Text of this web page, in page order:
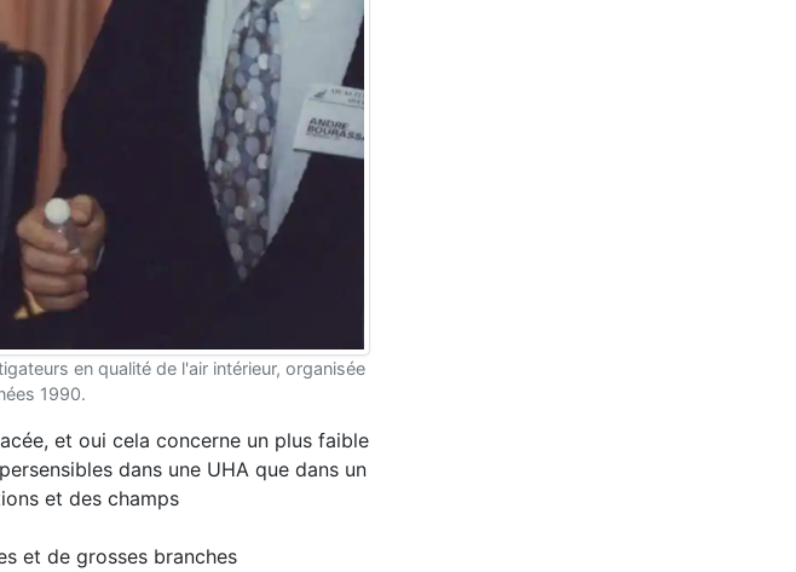
en qualité de l'air intérieur, organisée
1990.
et oui cela concerne un plus faible
dans une UHA que dans un
et des champs
et de grosses branches